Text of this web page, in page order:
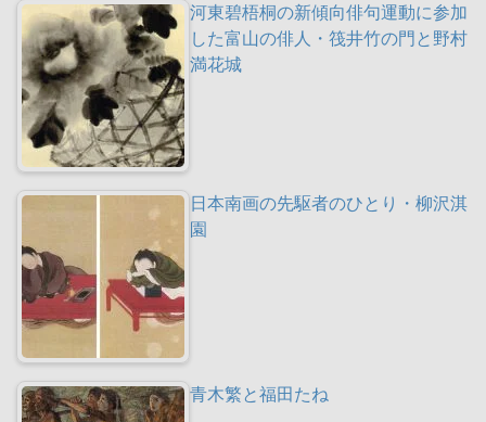
河東碧梧桐の新傾向俳句運動に参加
した富山の俳人・筏井竹の門と野村
満花城
日本南画の先駆者のひとり・柳沢淇
園
青木繁と福田たね